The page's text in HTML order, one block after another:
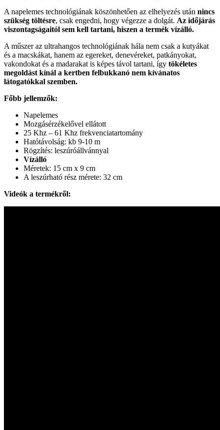
A napelemes technológiának köszönhetően az elhelyezés után nincs
szükség töltésre, csak engedni, hogy végezze a dolgát. Az időjárás
viszontagságaitól sem kell tartani, hiszen a termék vízálló.
A műszer az ultrahangos technológiának hála nem csak a kutyákat
és a macskákat, hanem az egereket, denevéreket, patkányokat,
vakondokat és a madarakat is képes távol tartani, így tökéletes
megoldást kínál a kertben felbukkanó nem kívánatos
látogatókkal szemben.
Főbb jellemzők:
Napelemes
Mozgásérzékelővel ellátott
25 Khz – 61 Khz frekvenciatartomány
Hatótávolság: kb 9-10 m
Rögzítés: leszúróállvánnyal
Vízálló
Méretek: 15 cm x 9 cm
A leszúrható rész mérete: 32 cm
Videók a termékről: